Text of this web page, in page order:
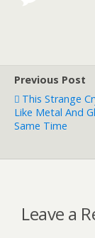
Previous Post
This Strange
Like Metal And
Same Time
Leave a